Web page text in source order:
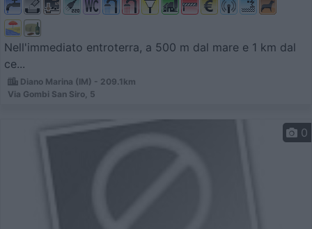
Nell'immediato entroterra, a 500 m dal mare e 1 km dal
ce...
Diano Marina (IM) - 209.1km
Via Gombi San Siro, 5
0